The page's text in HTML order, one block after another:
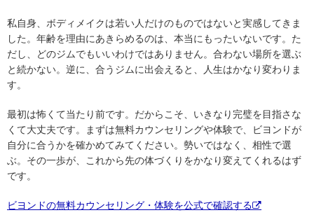
私自身、ボディメイクは若い人だけのものではないと実感してきま
した。年齢を理由にあきらめるのは、本当にもったいないです。た
だし、どのジムでもいいわけではありません。合わない場所を選ぶ
と続かない。逆に、合うジムに出会えると、人生はかなり変わりま
す。
最初は怖くて当たり前です。だからこそ、いきなり完璧を目指さな
くて大丈夫です。まずは無料カウンセリングや体験で、ビヨンドが
自分に合うかを確かめてみてください。勢いではなく、相性で選
ぶ。その一歩が、これから先の体づくりをかなり変えてくれるはず
です。
ビヨンドの無料カウンセリング・体験を公式で確認する